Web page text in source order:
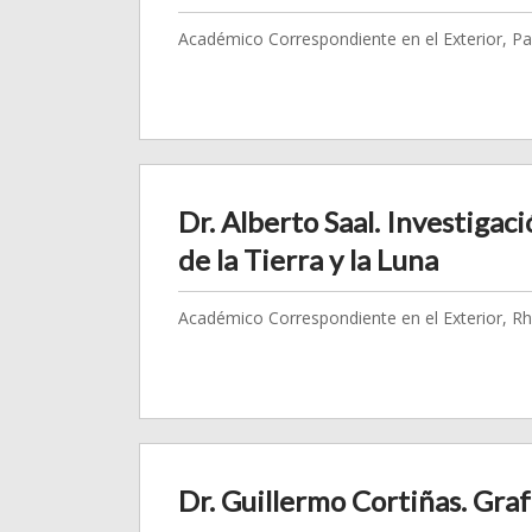
Académico Correspondiente en el Exterior,
Dr. Alberto Saal.
de la Tierra y la Luna
Académico Correspondiente en el Exterior,
Dr. Guillermo Cortiñas.